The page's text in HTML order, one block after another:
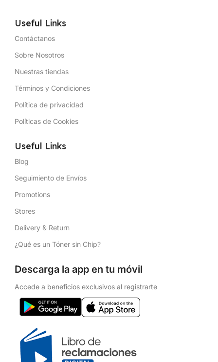
Useful Links
Contáctanos
Sobre Nosotros
Nuestras tiendas
Términos y Condiciones
Política de privacidad
Políticas de Cookies
Useful Links
Blog
Seguimiento de Envíos
Promotions
Stores
Delivery & Return
¿Qué es un Tóner sin Chip?
Descarga la app en tu móvil
Accede a beneficios exclusivos al registrarte